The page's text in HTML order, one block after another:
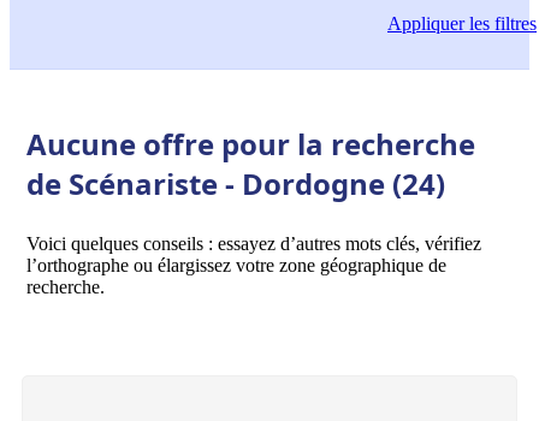
Appliquerles filtres
Aucune offre pour la recherche
de Scénariste - Dordogne (24)
Voici quelques conseils : essayez d’autres mots clés, vérifiez
l’orthographe ou élargissez votre zone géographique de
recherche.